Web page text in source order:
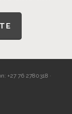
+27 76 2780318 ·